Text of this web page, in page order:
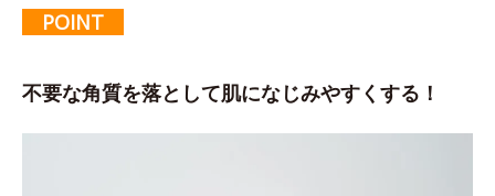
POINT
不要な角質を落として肌になじみやすくする！